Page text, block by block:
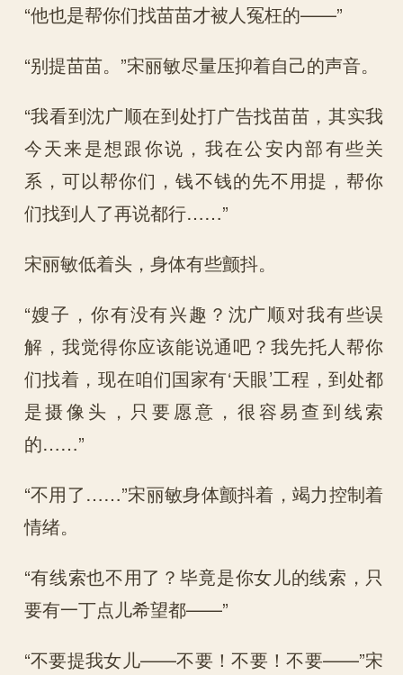
“他也是帮你们找苗苗才被人冤枉的——”
“别提苗苗。”宋丽敏尽量压抑着自己的声音。
“我看到沈广顺在到处打广告找苗苗，其实我
今天来是想跟你说，我在公安内部有些关
系，可以帮你们，钱不钱的先不用提，帮你
们找到人了再说都行……”
宋丽敏低着头，身体有些颤抖。
“嫂子，你有没有兴趣？沈广顺对我有些误
解，我觉得你应该能说通吧？我先托人帮你
们找着，现在咱们国家有‘天眼’工程，到处都
是摄像头，只要愿意，很容易查到线索
的……”
“不用了……”宋丽敏身体颤抖着，竭力控制着
情绪。
“有线索也不用了？毕竟是你女儿的线索，只
要有一丁点儿希望都——”
“不要提我女儿——不要！不要！不要——”宋